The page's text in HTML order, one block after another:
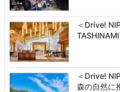
＜Drive!
＜Drive!
森の自然に